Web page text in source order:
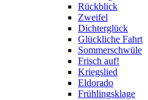
Rückblick
Zweifel
Dichterglück
Glückliche Fahrt
Sommerschwüle
Frisch auf!
Kriegslied
Eldorado
Frühlingsklage